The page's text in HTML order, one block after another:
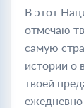
В этот
отмечаю
самую
истории о
твоей
ежедневно